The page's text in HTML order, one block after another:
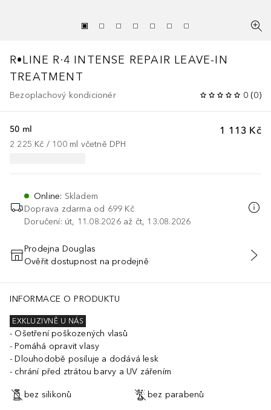
R•LINE R·4 INTENSE REPAIR LEAVE-IN
TREATMENT
Bezoplachový kondicionér 0 (0)
1 113 Kč
50 ml
2 225 Kč / 100 ml včetně DPH
Online: Skladem
Doprava zdarma od 699 Kč
Doručení: út, 11.08.2026 až čt, 13.08.2026
PŘIDAT DO KOŠÍKU
Prodejna Douglas
Ověřit dostupnost na prodejně
INFORMACE O PRODUKTU
EXKLUZIVNĚ U NÁS
Ošetření poškozených vlasů
Pomáhá opravit vlasy
Dlouhodobě posiluje a dodává lesk
chrání před ztrátou barvy a UV zářením
bez silikonů bez parabenů